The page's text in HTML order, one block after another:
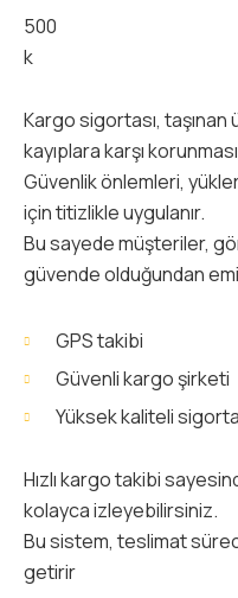
500
k
Kargo sigortası, taşınan
kayıplara karşı
Güvenlik önlemleri,
için titizlikle uygulanır.
Bu sayede müşteriler,
güvende olduğundan
GPS takibi
Güvenli kargo şirketi
Yüksek kaliteli sigorta
Hızlı kargo takibi
kolayca izleyebilirsiniz.
Bu sistem, teslimat
getirir